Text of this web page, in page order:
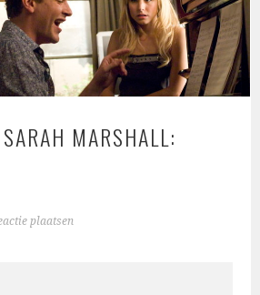
MARSHALL:
plaatsen